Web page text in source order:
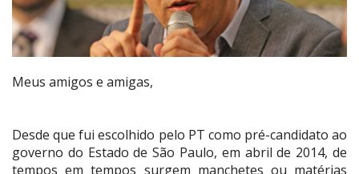
Meus amigos e amigas,
Desde que fui escolhido pelo PT como pré-candidato ao
governo do Estado de São Paulo, em abril de 2014, de
tempos em tempos surgem manchetes ou matérias